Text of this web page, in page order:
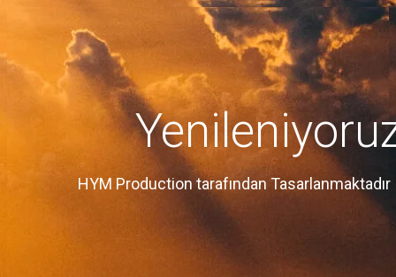
HYM Production tarafından Tasarlanmaktadır